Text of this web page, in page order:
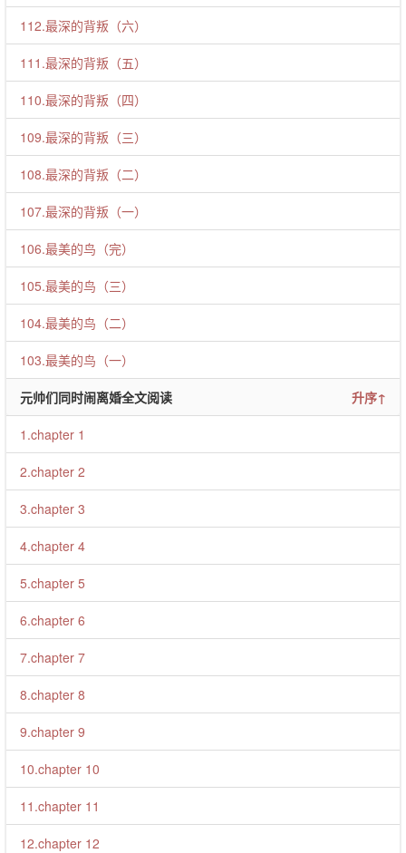
112.最深的背叛（六）
111.最深的背叛（五）
110.最深的背叛（四）
109.最深的背叛（三）
108.最深的背叛（二）
107.最深的背叛（一）
106.最美的鸟（完）
105.最美的鸟（三）
104.最美的鸟（二）
103.最美的鸟（一）
元帅们同时闹离婚全文阅读 升序↑
1.chapter 1
2.chapter 2
3.chapter 3
4.chapter 4
5.chapter 5
6.chapter 6
7.chapter 7
8.chapter 8
9.chapter 9
10.chapter 10
11.chapter 11
12.chapter 12